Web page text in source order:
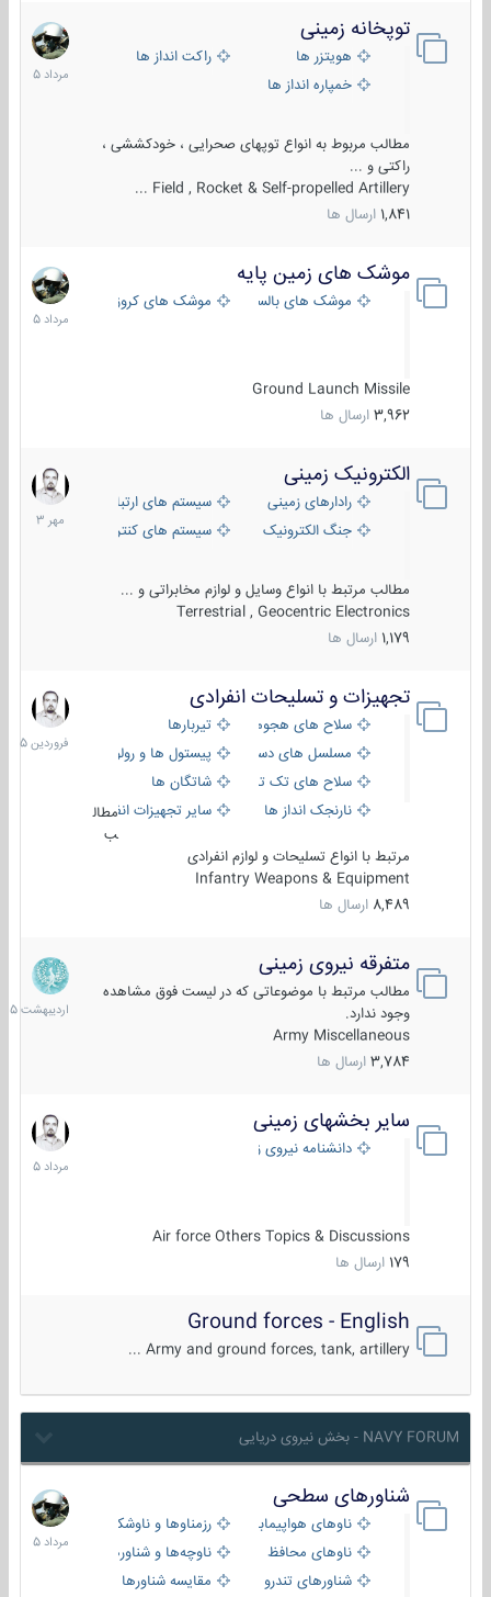
توپخانه زمینی
هویتزر ها
راکت انداز ها
خمپاره انداز ها
مطالب مربوط به انواع توپهای صحرایی ، خودکششی ،
راکتی و ...
Field , Rocket & Self-propelled Artillery ...
1,841 ارسال ها
9
مرداد
1405
موشک های زمین پایه
موشک های بالستیک موشک های کروز
Ground Launch Missile
3,962 ارسال ها
2
مرداد
1405
الکترونیک زمینی
رادارهای زمینی
سیستم های ارتباطی و جمع آوری
جنگ الکترونیک
سیستم های کنترل آتش و تجهیزات
مطالب مرتبط با انواع وسایل و لوازم مخابراتی و ...
Terrestrial , Geocentric Electronics
1,179 ارسال ها
1
مهر
1403
تجهیزات و تسلیحات انفرادی
سلاح های هجومی
تیربارها
مسلسل های دستی
پیستول ها و رولورها
سلاح های تک تیر اندازیشاتگان ها
نارنجک انداز ها
سایر تجهیزات انفرادی
مطال
ب
مرتبط با انواع تسلیحات و لوازم انفرادی
Infantry Weapons & Equipment
8,489 ارسال ها
17
فروردین
1405
متفرقه نیروی زمینی
مطالب مرتبط با موضوعاتی که در لیست فوق مشاهده
وجود ندارد.
Army Miscellaneous
3,784 ارسال ها
27
1405
سایر بخشهای زمینی
دانشنامه نیروی زمینی
Air force Others Topics & Discussions
179 ارسال ها
9
مرداد
1405
Ground forces - English
Army and ground forces, tank, artillery ...
NAVY FORUM - بخش نیروی دریایی
شناورهای سطحی
ناوهای هواپیمابر و بالگرد بررزمناوها و ناوشکن‌ها
ناوهای محافظ
ناوچه‌ها و شناورهای گشتی
شناورهای تندرو
مقایسه شناورها
2
مرداد
1405